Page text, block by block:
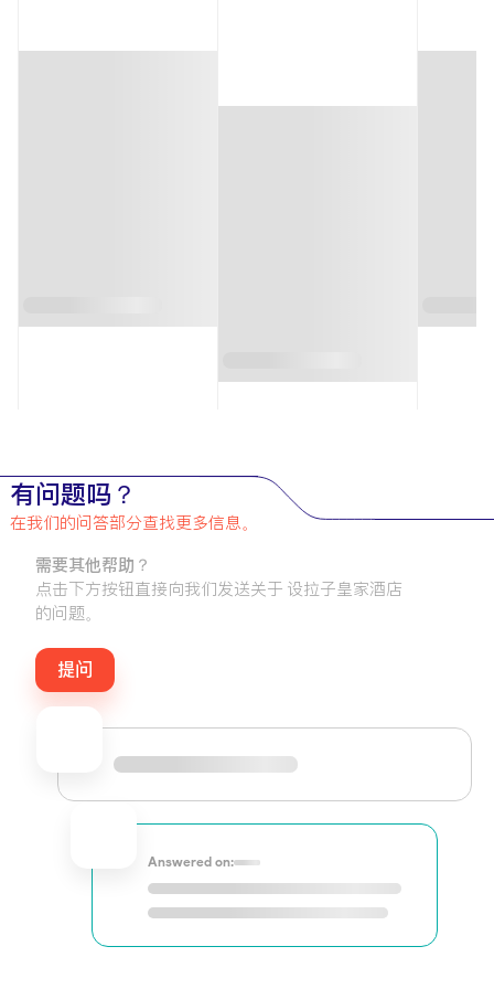
有问题吗？
在我们的问答部分查找更多信息。
需要其他帮助？
点击下方按钮直接向我们发送关于 设拉子皇家酒店
的问题。
提问
Answered on: